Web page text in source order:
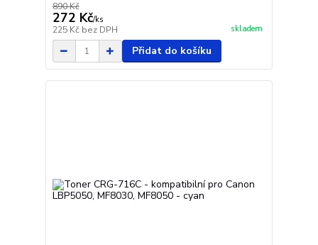
890 Kč
272 Kč/ks
225 Kč bez DPH skladem
Přidat do košíku